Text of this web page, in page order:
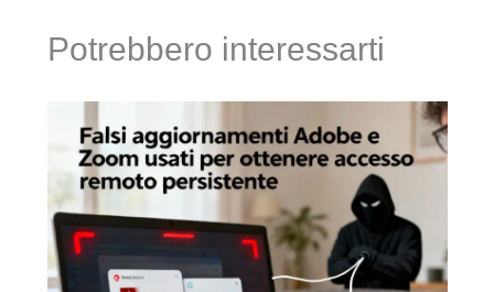
Potrebbero interessarti